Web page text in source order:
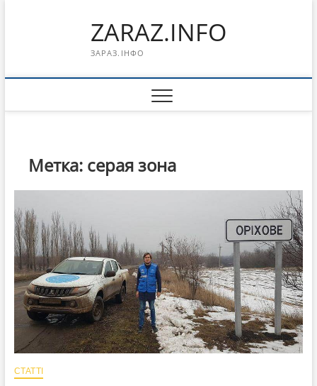
ZARAZ.INFO
ЗАРАЗ.ІНФО
Метка: серая зона
СТАТТІ